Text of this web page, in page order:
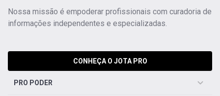
Nossa missão é empoderar profissionais com curadoria de
informações independentes e especializadas.
CONHEÇA O JOTA PRO
PRO PODER